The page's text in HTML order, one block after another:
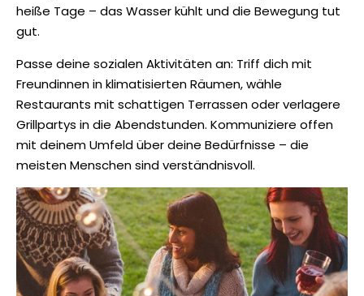
heiße Tage – das Wasser kühlt und die Bewegung tut
gut.
Passe deine sozialen Aktivitäten an: Triff dich mit
Freundinnen in klimatisierten Räumen, wähle
Restaurants mit schattigen Terrassen oder verlagere
Grillpartys in die Abendstunden. Kommuniziere offen
mit deinem Umfeld über deine Bedürfnisse – die
meisten Menschen sind verständnisvoll.